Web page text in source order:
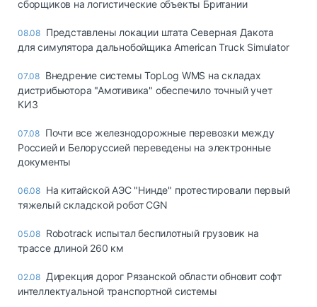
сборщиков на логистические объекты Британии
08.08 Представлены локации штата Северная Дакота
для симулятора дальнобойщика American Truck Simulator
07.08 Внедрение системы TopLog WMS на складах
дистрибьютора "Амотивика" обеспечило точный учет
КИЗ
07.08 Почти все железнодорожные перевозки между
Россией и Белоруссией переведены на электронные
документы
06.08 На китайской АЭС "Нинде" протестировали первый
тяжелый складской робот CGN
05.08 Robotrack испытал беспилотный грузовик на
трассе длиной 260 км
02.08 Дирекция дорог Рязанской области обновит софт
интеллектуальной транспортной системы